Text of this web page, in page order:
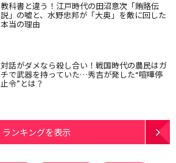
教科書と違う！江戸時代の田沼意次「賄賂伝
説」の嘘と、水野忠邦が「大奥」を敵に回した
本当の理由
対話がダメなら殺し合い！戦国時代の農民はガ
チで武器を持っていた…秀吉が発した“喧嘩停
止令”とは？
ランキングを表示